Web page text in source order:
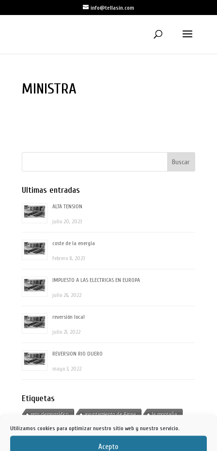
Utilizamos cookies para optimizar nuestro sitio web y nuestro servicio.
Acepto
info@tellasin.com
MINISTRA
Ultimas entradas
ALTA TENSION
julio 20, 2023
coste de la energía
febrero 8, 2023
IMPUESTO A LAS ELECTRICAS EN EUROPA
julio 26, 2022
reversión local
julio 21, 2022
REVERSION RIO DUERO
mayo 3, 2022
Etiquetas
reto demográfico ayuntamiento de Ainsa la montaña
montaña cambio climático ministra ribera Ainsa